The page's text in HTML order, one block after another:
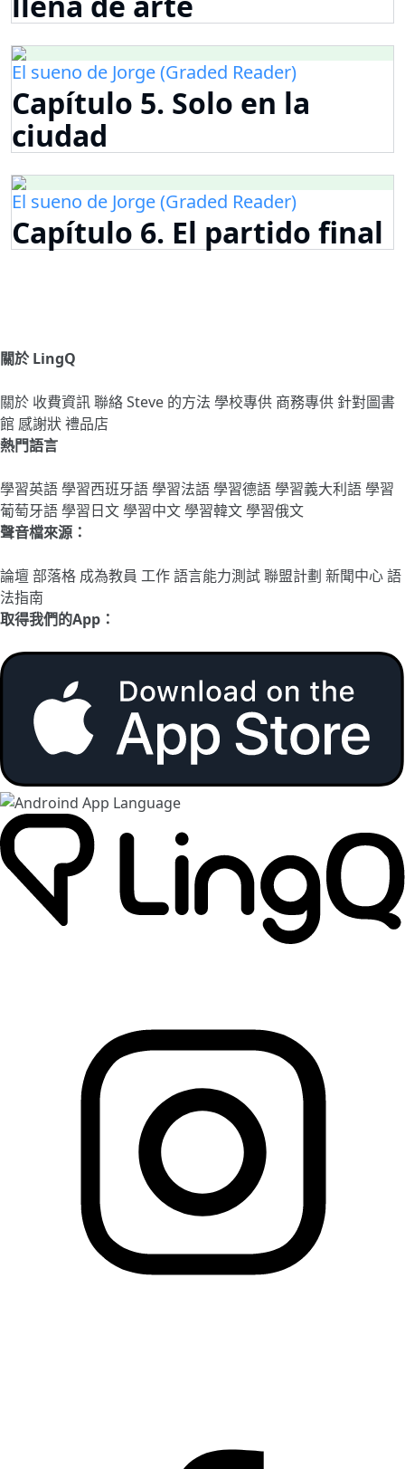
El sueno de Jorge (Graded Reader)
Capítulo 5. Solo en la
ciudad
El sueno de Jorge (Graded Reader)
Capítulo 6. El partido final
關於 LingQ
關於 收費資訊聯絡Steve 的方法 學校專供 商務專供 針對圖書
館 感謝狀禮品店
熱門語言
學習英語學習西班牙語學習法語學習德語學習義大利語學習
葡萄牙語學習日文學習中文學習韓文學習俄文
聲音檔來源：
論壇部落格 成為教員 工作語言能力測試聯盟計劃 新聞中心語
法指南
取得我們的App：